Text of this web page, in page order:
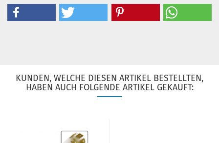
KUNDEN, WELCHE DIESEN ARTIKEL BESTELLTEN,
HABEN AUCH FOLGENDE ARTIKEL GEKAUFT: